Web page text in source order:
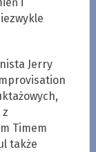
i
Jerry
Timem
także